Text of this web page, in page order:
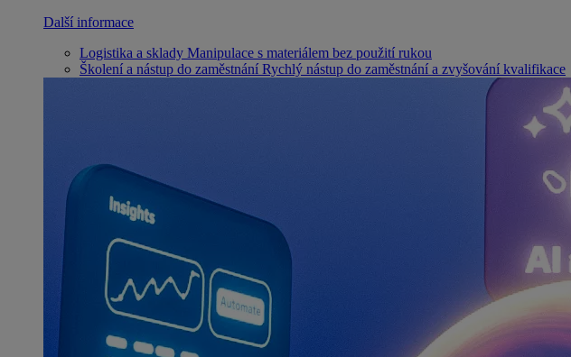
Další informace
Logistika a sklady Manipulace s materiálem bez použití rukou
Školení a nástup do zaměstnání Rychlý nástup do zaměstnání a zvyšování kvalifikace